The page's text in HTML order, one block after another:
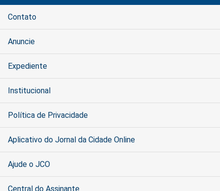
Contato
Anuncie
Expediente
Institucional
Política de Privacidade
Aplicativo do Jornal da Cidade Online
Ajude o JCO
Central do Assinante